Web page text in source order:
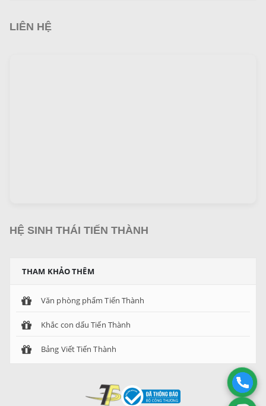
LIÊN HỆ
HỆ SINH THÁI TIẾN THÀNH
THAM KHẢO THÊM
Văn phòng phẩm Tiến Thành
Khắc con dấu Tiến Thành
Bảng Viết Tiến Thành